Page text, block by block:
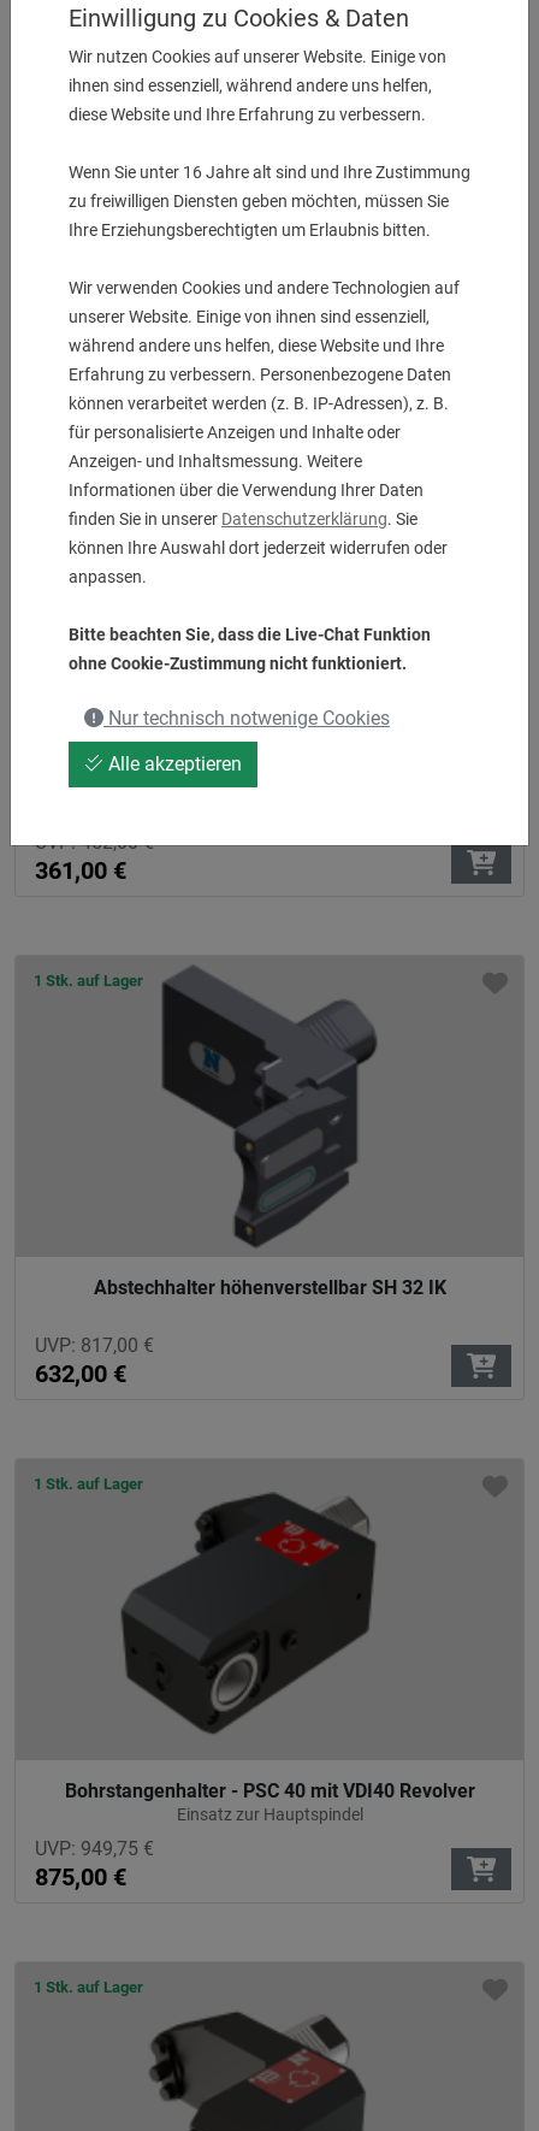
Einwilligung zu Cookies & Daten
Wir nutzen Cookies auf unserer Website. Einige von
ihnen sind essenziell, während andere uns helfen,
diese Website und Ihre Erfahrung zu verbessern.
Wenn Sie unter 16 Jahre alt sind und Ihre Zustimmung
zu freiwilligen Diensten geben möchten, müssen Sie
Ihre Erziehungsberechtigten um Erlaubnis bitten.
Wir verwenden Cookies und andere Technologien auf
unserer Website. Einige von ihnen sind essenziell,
während andere uns helfen, diese Website und Ihre
Erfahrung zu verbessern. Personenbezogene Daten
können verarbeitet werden (z. B. IP-Adressen), z. B.
für personalisierte Anzeigen und Inhalte oder
Anzeigen- und Inhaltsmessung. Weitere
Informationen über die Verwendung Ihrer Daten
finden Sie in unserer Datenschutzerklärung. Sie
können Ihre Auswahl dort jederzeit widerrufen oder
anpassen.
Bitte beachten Sie, dass die Live-Chat Funktion
ohne Cookie-Zustimmung nicht funktioniert.
Nur technisch notwenige Cookies
Alle akzeptieren
Doppel-Bohrstangenhalter ø 32
UVP:373,00 €
325,00 €
Doppel-Bohrstangenhalter ø 40
UVP:452,00 €
361,00 €
1 Stk. auf Lager
Abstechhalter höhenverstellbar SH 32 IK
UVP: 817,00 €
632,00 €
1 Stk. auf Lager
Bohrstangenhalter - PSC 40 mit VDI40 Revolver
Einsatz zur Hauptspindel
UVP: 949,75 €
875,00 €
1 Stk. auf Lager